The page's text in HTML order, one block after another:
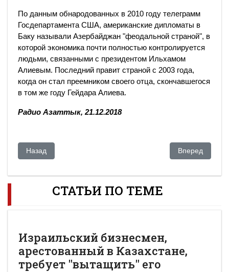
По данным обнародованных в 2010 году телеграмм
Госдепартамента США, американские дипломаты в
Баку называли Азербайджан "феодальной страной", в
которой экономика почти полностью контролируется
людьми, связанными с президентом Ильхамом
Алиевым. Последний правит страной с 2003 года,
когда он стал преемником своего отца, скончавшегося
в том же году Гейдара Алиева.
Радио Азаттык, 21.12.2018
Предыдущий: «Воспитание по бандитским понятиям».
Назад Следующий:
Вперед
СТАТЬИ ПО ТЕМЕ
Израильский бизнесмен,
арестованный в Казахстане,
требует "вытащить" его